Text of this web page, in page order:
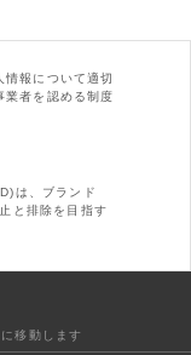
情報について適切
業者を認める制度
は、ブランド
と排除を目指す
移動します